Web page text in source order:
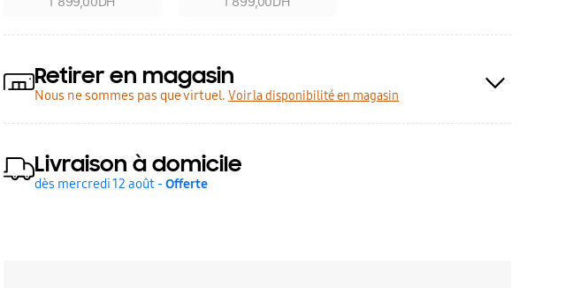
Retirer en magasin
Nous ne sommes pas que virtuel.Voir la disponibilité en magasin
Livraison à domicile
dès mercredi 12 août -Offerte